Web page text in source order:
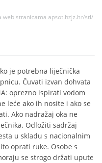
web stranicama apsot.hzjz.hr/stl/
je potrebna liječnička
Čuvati izvan dohvata
oprezno ispirati vodom
leće ako ih nosite i ako se
Ako nadražaj oka ne
Odložiti sadržaj
u skladu s nacionalnim
oprati ruke. Osobe s
se strogo držati upute